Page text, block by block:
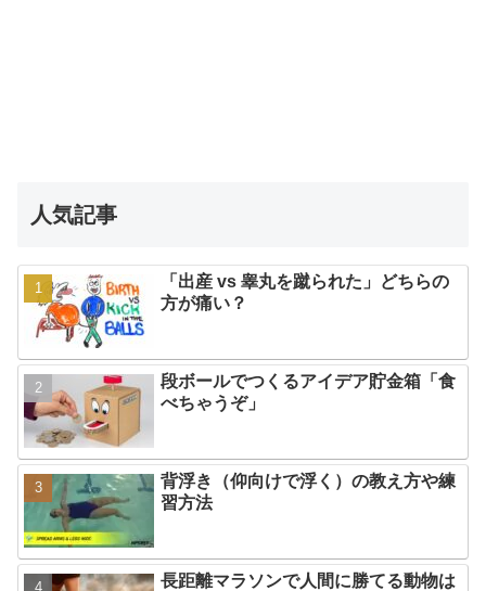
人気記事
「出産 vs 睾丸を蹴られた」どちらの
方が痛い？
段ボールでつくるアイデア貯金箱「食
べちゃうぞ」
背浮き（仰向けで浮く）の教え方や練
習方法
長距離マラソンで人間に勝てる動物は